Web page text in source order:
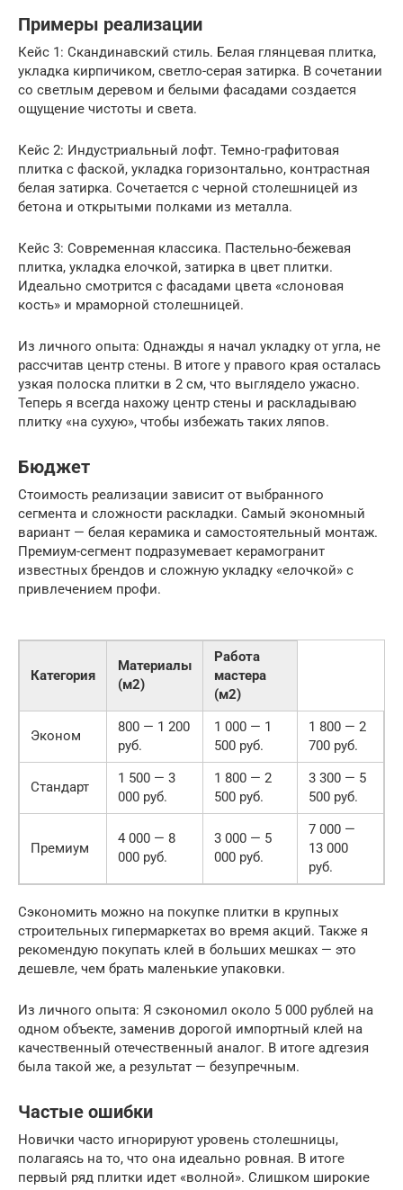
Примеры реализации
Кейс 1: Скандинавский стиль. Белая глянцевая плитка,
укладка кирпичиком, светло-серая затирка. В сочетании
со светлым деревом и белыми фасадами создается
ощущение чистоты и света.
Кейс 2: Индустриальный лофт. Темно-графитовая
плитка с фаской, укладка горизонтально, контрастная
белая затирка. Сочетается с черной столешницей из
бетона и открытыми полками из металла.
Кейс 3: Современная классика. Пастельно-бежевая
плитка, укладка елочкой, затирка в цвет плитки.
Идеально смотрится с фасадами цвета «слоновая
кость» и мраморной столешницей.
Из личного опыта: Однажды я начал укладку от угла, не
рассчитав центр стены. В итоге у правого края осталась
узкая полоска плитки в 2 см, что выглядело ужасно.
Теперь я всегда нахожу центр стены и раскладываю
плитку «на сухую», чтобы избежать таких ляпов.
Бюджет
Стоимость реализации зависит от выбранного
сегмента и сложности раскладки. Самый экономный
вариант — белая керамика и самостоятельный монтаж.
Премиум-сегмент подразумевает керамогранит
известных брендов и сложную укладку «елочкой» с
привлечением профи.
Категория
Материалы
(м2)
Работа
мастера
(м2)
Эконом
800 — 1 200
руб.
1 000 — 1
500 руб.
1 800 — 2
700 руб.
Стандарт
1 500 — 3
000 руб.
1 800 — 2
500 руб.
3 300 — 5
500 руб.
Премиум
4 000 — 8
000 руб.
3 000 — 5
000 руб.
7 000 —
13 000
руб.
Сэкономить можно на покупке плитки в крупных
строительных гипермаркетах во время акций. Также я
рекомендую покупать клей в больших мешках — это
дешевле, чем брать маленькие упаковки.
Из личного опыта: Я сэкономил около 5 000 рублей на
одном объекте, заменив дорогой импортный клей на
качественный отечественный аналог. В итоге адгезия
была такой же, а результат — безупречным.
Частые ошибки
Новички часто игнорируют уровень столешницы,
полагаясь на то, что она идеально ровная. В итоге
первый ряд плитки идет «волной». Слишком широкие